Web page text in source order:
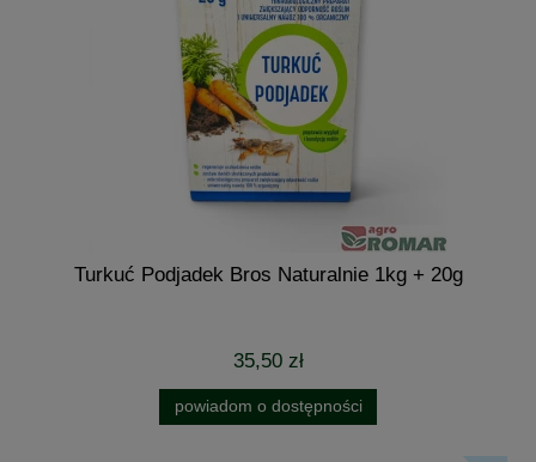
Turkuć Podjadek Bros Naturalnie 1kg + 20g
35,50 zł
powiadom o dostępności